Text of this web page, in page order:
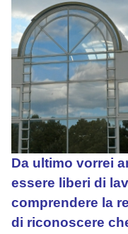
Da ultimo vorrei
essere liberi di
comprendere la
di riconoscere